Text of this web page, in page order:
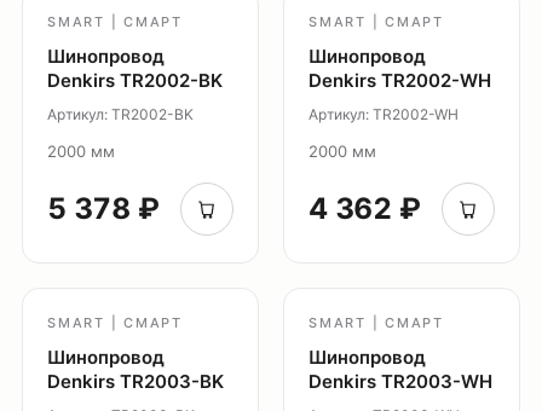
SMART | СМАРТ
Шинопровод
Denkirs TR2002-BK
Артикул: TR2002-BK
2000 мм
5 378 ₽
SMART | СМАРТ
Шинопровод
Denkirs TR2002-WH
Артикул: TR2002-WH
2000 мм
4 362 ₽
SMART | СМАРТ
Шинопровод
Denkirs TR2003-BK
SMART | СМАРТ
Шинопровод
Denkirs TR2003-WH
Трековые системы
Потолочные накладные
Потолочные подвесные
Настенные светильники
Обмен и возврат
Доставка
Оплата
Поддержка